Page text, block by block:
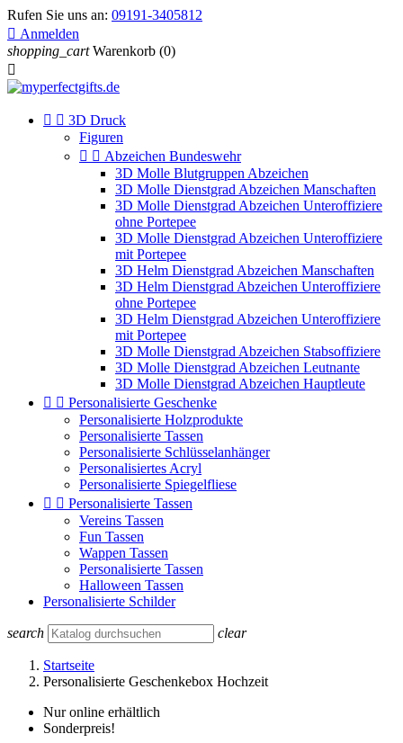
Rufen Sie uns an: 09191-3405812
 Anmelden
shopping_cart Warenkorb (0)

  3D Druck
Figuren
  Abzeichen Bundeswehr
3D Molle Blutgruppen Abzeichen
3D Molle Dienstgrad Abzeichen Manschaften
3D Molle Dienstgrad Abzeichen Unteroffiziere
ohne Portepee
3D Molle Dienstgrad Abzeichen Unteroffiziere
mit Portepee
3D Helm Dienstgrad Abzeichen Manschaften
3D Helm Dienstgrad Abzeichen Unteroffiziere
ohne Portepee
3D Helm Dienstgrad Abzeichen Unteroffiziere
mit Portepee
3D Molle Dienstgrad Abzeichen Stabsoffiziere
3D Molle Dienstgrad Abzeichen Leutnante
3D Molle Dienstgrad Abzeichen Hauptleute
  Personalisierte Geschenke
Personalisierte Holzprodukte
Personalisierte Tassen
Personalisierte Schlüsselanhänger
Personalisiertes Acryl
Personalisierte Spiegelfliese
  Personalisierte Tassen
Vereins Tassen
Fun Tassen
Wappen Tassen
Personalisierte Tassen
Halloween Tassen
Personalisierte Schilder
search clear
Startseite
Personalisierte Geschenkebox Hochzeit
Nur online erhältlich
Sonderpreis!